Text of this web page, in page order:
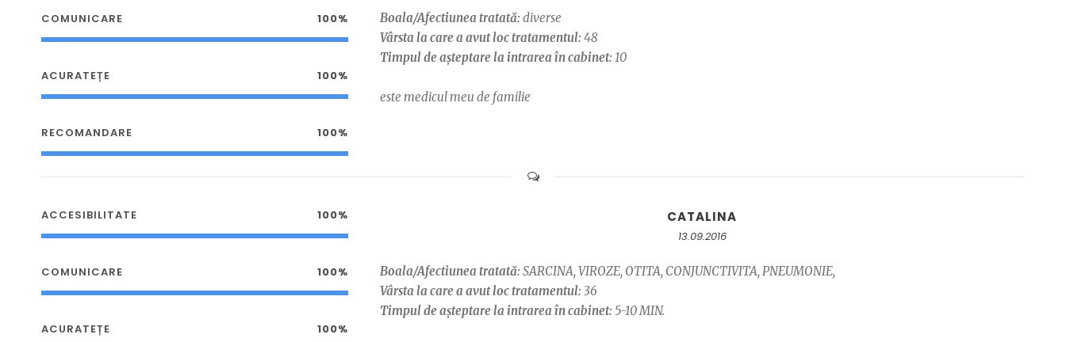
COMUNICARE 100%
ACURATEȚE 100%
RECOMANDARE 100%
Boala/Afectiunea tratată: diverse
Vârsta la care a avut loc tratamentul: 48
Timpul de așteptare la intrarea în cabinet: 10
este medicul meu de familie
ACCESIBILITATE 100%
COMUNICARE 100%
ACURATEȚE 100%
CATALINA
13.09.2016
Boala/Afectiunea tratată: SARCINA, VIROZE, OTITA, CONJUNCTIVITA, PNEUMONIE,
Vârsta la care a avut loc tratamentul: 36
Timpul de așteptare la intrarea în cabinet: 5-10 MIN.